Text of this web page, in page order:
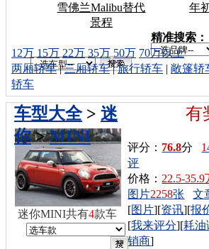
雪佛兰Malibu替代
景程
年
车型搜索：
精准搜索：
12万 15万 22万 35万 50万 70万以上
两厢轿车|三厢轿车|旅行轿车 | 敞篷轿
轿车
有
车型大全> 迷
你>MINI
评分： 76.8分
评
价格： 22.5-35.9
图片2258张 文
[图片][资讯][报
[我来评分][耗油
销商]
迷你MINI共有4款车